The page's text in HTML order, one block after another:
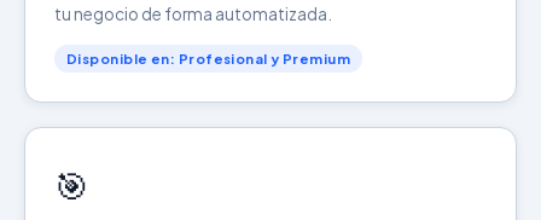
tu negocio de forma automatizada.
Disponible en: Profesional y Premium
🎯